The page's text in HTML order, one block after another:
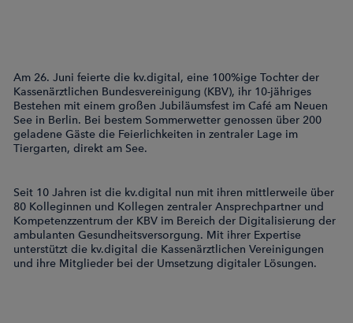
Am 26. Juni feierte die kv.digital, eine 100%ige Tochter der
Kassenärztlichen Bundesvereinigung (KBV), ihr 10-jähriges
Bestehen mit einem großen Jubiläumsfest im Café am Neuen
See in Berlin. Bei bestem Sommerwetter genossen über 200
geladene Gäste die Feierlichkeiten in zentraler Lage im
Tiergarten, direkt am See.
Seit 10 Jahren ist die kv.digital nun mit ihren mittlerweile über
80 Kolleginnen und Kollegen zentraler Ansprechpartner und
Kompetenzzentrum der KBV im Bereich der Digitalisierung der
ambulanten Gesundheitsversorgung. Mit ihrer Expertise
unterstützt die kv.digital die Kassenärztlichen Vereinigungen
und ihre Mitglieder bei der Umsetzung digitaler Lösungen.